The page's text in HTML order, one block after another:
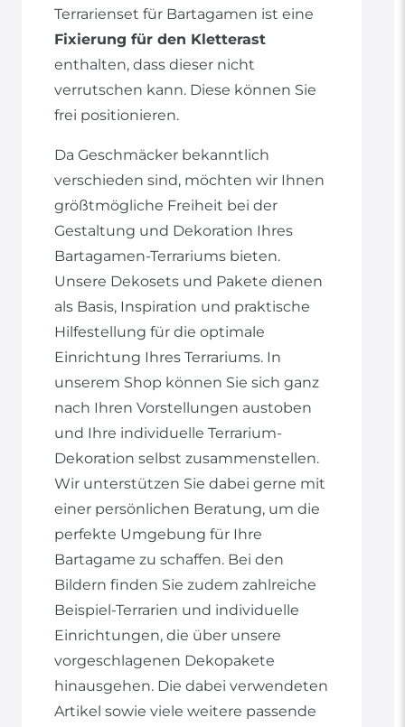
Terrarienset für Bartagamen ist eine
Fixierung für den Kletterast
enthalten, dass dieser nicht
verrutschen kann. Diese können Sie
frei positionieren.
Da Geschmäcker bekanntlich
verschieden sind, möchten wir Ihnen
größtmögliche Freiheit bei der
Gestaltung und Dekoration Ihres
Bartagamen-Terrariums bieten.
Unsere Dekosets und Pakete dienen
als Basis, Inspiration und praktische
Hilfestellung für die optimale
Einrichtung Ihres Terrariums. In
unserem Shop können Sie sich ganz
nach Ihren Vorstellungen austoben
und Ihre individuelle Terrarium-
Dekoration selbst zusammenstellen.
Wir unterstützen Sie dabei gerne mit
einer persönlichen Beratung, um die
perfekte Umgebung für Ihre
Bartagame zu schaffen. Bei den
Bildern finden Sie zudem zahlreiche
Beispiel-Terrarien und individuelle
Einrichtungen, die über unsere
vorgeschlagenen Dekopakete
hinausgehen. Die dabei verwendeten
Artikel sowie viele weitere passende